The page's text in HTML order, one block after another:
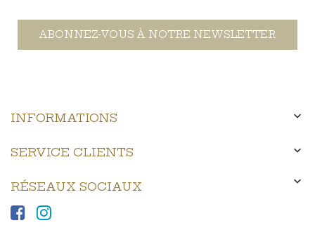
ABONNEZ-VOUS À NOTRE NEWSLETTER
INFORMATIONS 
SERVICE CLIENTS 
RÉSEAUX SOCIAUX 